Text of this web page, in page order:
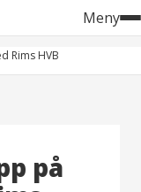
Meny
Rims HVB
på